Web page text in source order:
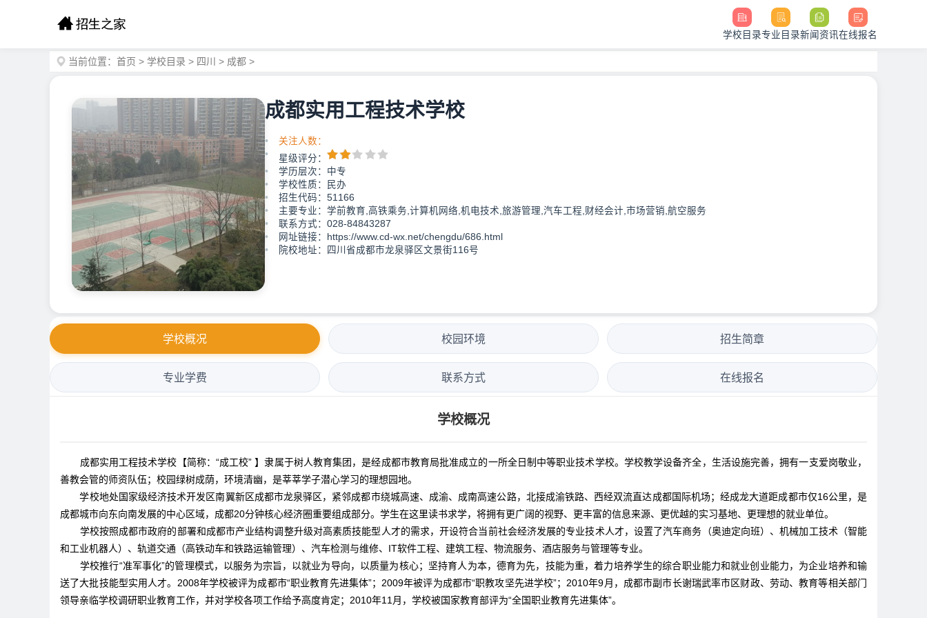
学校目录专业目录新闻资讯在线报名
当前位置： 首页 > 学校目录 > 四川 > 成都 >
成都实用工程技术学校
关注人数：
星级评分：
学历层次：中专
学校性质：民办
招生代码：51166
主要专业：学前教育,高铁乘务,计算机网络,机电技术,旅游管理,汽车工程,财经会计,市场营销,航空服务
联系方式：028-84843287
网址链接：https://www.cd-wx.net/chengdu/686.html
院校地址：四川省成都市龙泉驿区文景街116号
学校概况 校园环境 招生简章
专业学费 联系方式 在线报名
学校概况
成都实用工程技术学校【简称：“成工校” 】隶属于树人教育集团，是经成都市教育局批准成立的一所全日制中等职业技术学校。学校教学设备齐全，生活设施完善，拥有一支爱岗敬业，
善教会管的师资队伍；校园绿树成荫，环境清幽，是莘莘学子潜心学习的理想园地。
学校地处国家级经济技术开发区南翼新区成都市龙泉驿区，紧邻成都市绕城高速、成渝、成南高速公路，北接成渝铁路、西经双流直达成都国际机场；经成龙大道距成都市仅16公里，是
成都城市向东向南发展的中心区域，成都20分钟核心经济圈重要组成部分。学生在这里读书求学，将拥有更广阔的视野、更丰富的信息来源、更优越的实习基地、更理想的就业单位。
学校按照成都市政府的部署和成都市产业结构调整升级对高素质技能型人才的需求，开设符合当前社会经济发展的专业技术人才，设置了汽车商务（奥迪定向班）、机械加工技术（智能
和工业机器人）、轨道交通（高铁动车和铁路运输管理）、汽车检测与维修、IT软件工程、建筑工程、物流服务、酒店服务与管理等专业。
学校推行“准军事化”的管理模式，以服务为宗旨，以就业为导向，以质量为核心；坚持育人为本，德育为先，技能为重，着力培养学生的综合职业能力和就业创业能力，为企业培养和输
送了大批技能型实用人才。2008年学校被评为成都市“职业教育先进集体”；2009年被评为成都市“职教攻坚先进学校”；2010年9月，成都市副市长谢瑞武率市区财政、劳动、教育等相关部门
领导亲临学校调研职业教育工作，并对学校各项工作给予高度肯定；2010年11月，学校被国家教育部评为“全国职业教育先进集体”。